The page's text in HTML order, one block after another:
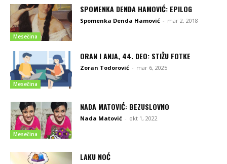
Mesečina
SPOMENKA DENDA HAMOVIĆ: EPILOG
Spomenka Denda Hamović - mar 2, 2018
Mesečina
ORAN I ANJA, 44. DEO: STIŽU FOTKE
Zoran Todorović - mar 6, 2025
Mesečina
NADA MATOVIĆ: BEZUSLOVNO
Nada Matović - okt 1, 2022
LAKU NOĆ